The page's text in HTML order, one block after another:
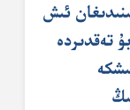
ئىش
تەقدىردە